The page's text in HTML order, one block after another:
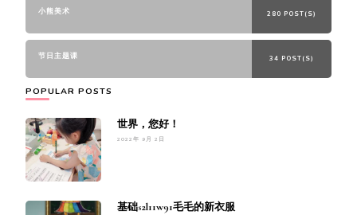
小熊美术 280 POST(S)
节日主题课 34 POST(S)
POPULAR POSTS
世界，您好！
2022年 9月 2日
基础s2l11w91毛毛的新衣服